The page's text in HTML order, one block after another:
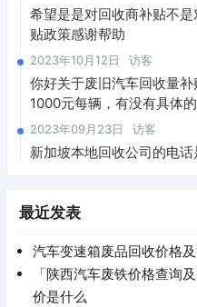
希望是是对回收商补贴不
贴政策感谢帮助
2023年10月12日 访客
你好关于废旧汽车回收量
1000元每辆，有没有具体
2023年09月23日 访客
新加坡本地回收公司的电
最近发表
汽车变速箱废品回收价格
「陕西汽车废铁价格查询
价是什么